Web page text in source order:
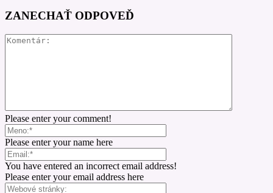
ZANECHAŤ ODPOVEĎ
Please enter your comment!
Please enter your name here
You have entered an incorrect email address!
Please enter your email address here